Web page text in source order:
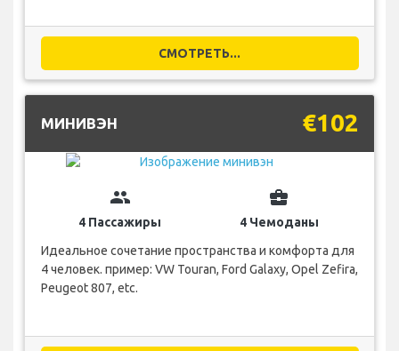
СМОТРЕТЬ...
МИНИВЭН €102
group
4 Пассажиры
business_center
4 Чемоданы
Идеальное сочетание пространства и комфорта для
4 человек. пример: VW Touran, Ford Galaxy, Opel Zefira,
Peugeot 807, etc.